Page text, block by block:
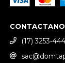
(17) 3253-